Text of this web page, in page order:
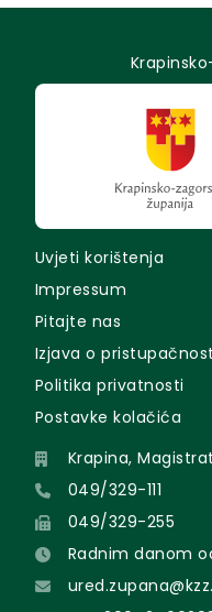
Uvjeti korištenja
Impressum
Pitajte nas
Izjava o
Politika privatnosti
Postavke kolačića
Krapina,
049/329-111
049/329-255
Radnim danom